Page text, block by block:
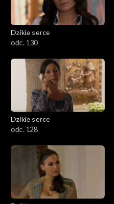
Dzikie serce
odc. 130
Dzikie serce
odc. 128